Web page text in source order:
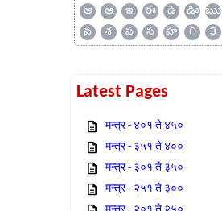
అ ఆ ఇ ఈ ఉ ఊ ఋ
వ
శ ష స హ ౧ ౩
Latest Pages
मन्त्र - ४०१ ते ४५०
मन्त्र - ३५१ ते ४००
मन्त्र - ३०१ ते ३५०
मन्त्र - २५१ ते ३००